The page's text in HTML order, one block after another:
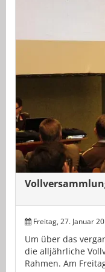
Freitag, 27. Januar
Um über das
die alljährliche
Rahmen. Am